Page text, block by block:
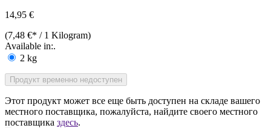
14,95 €
(7,48 €* / 1 Kilogram)
Available in:.
2 kg
Продукт временно недоступен
Этот продукт может все еще быть доступен на складе вашего
местного поставщика, пожалуйста, найдите своего местного
поставщика здесь.